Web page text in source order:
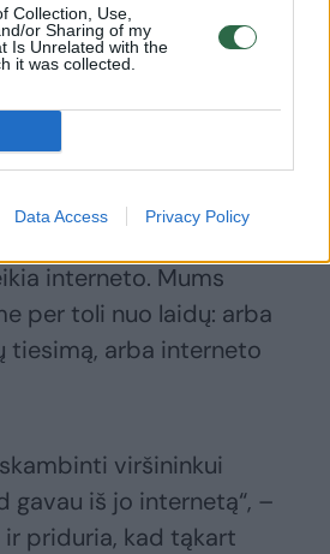
Collection, Use,
or Sharing of my
Is Unrelated with the
it was collected.
Data Access Privacy Policy
dailylentėm, nes
nesilaikė.
Dabar viskas paprasta,
arba neturi interneto.
veikusį ryšio tiekėją,
interneto. Mums
per toli nuo laidų: arba
tiesimą, arba interneto
viršininkui
gavau iš jo internetą“, –
ir priduria, kad tąkart